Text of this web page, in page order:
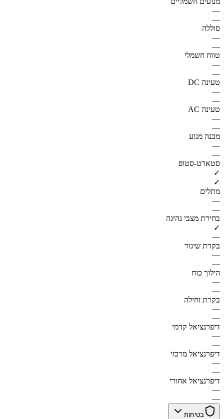
—
—
סוללה
—
—
טווח חשמלי
—
—
טעינה DC
—
—
טעינה AC
—
—
מבנה מנוע
—
—
סטארט-סטופ
✓
✓
מתלים
—
—
בחירת מצבי נהיגה
✓
—
בקרת שיגור
—
—
הילוך כוח
—
—
בקרת זחילה
—
—
דיפרנציאל קדמי
—
—
דיפרנציאל מרכזי
—
—
דיפרנציאל אחורי
—
—
בטיחות